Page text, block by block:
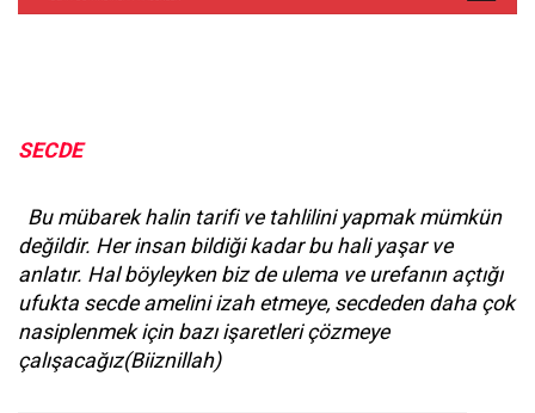
SECDE
Bu mübarek halin tarifi ve tahlilini yapmak mümkün
değildir. Her insan bildiği kadar bu hali yaşar ve
anlatır. Hal böyleyken biz de ulema ve urefanın açtığı
ufukta secde amelini izah etmeye, secdeden daha çok
nasiplenmek için bazı işaretleri çözmeye
çalışacağız(Biiznillah)